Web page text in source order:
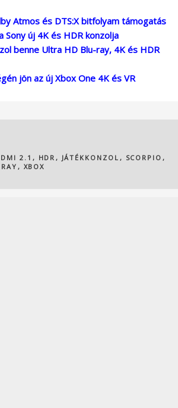
Atmos és DTS:X bitfolyam támogatás
Sony új 4K és HDR konzolja
benne Ultra HD Blu-ray, 4K és HDR
jön az új Xbox One 4K és VR
2.1 , HDR , JÁTÉKKONZOL , SCORPIO ,
, XBOX